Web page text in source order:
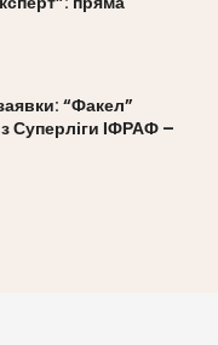
“Факел”
Суперліги ІФРАФ –